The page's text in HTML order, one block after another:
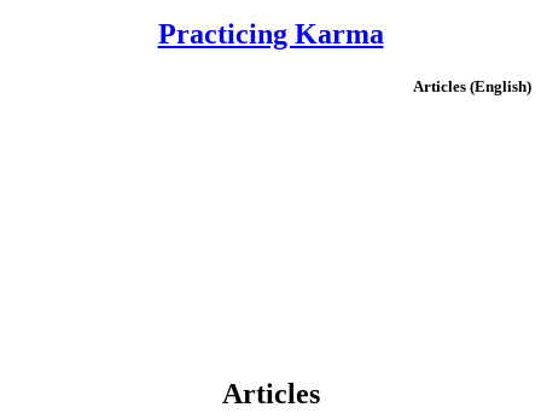
Practicing Karma
(English) Articles
Articles